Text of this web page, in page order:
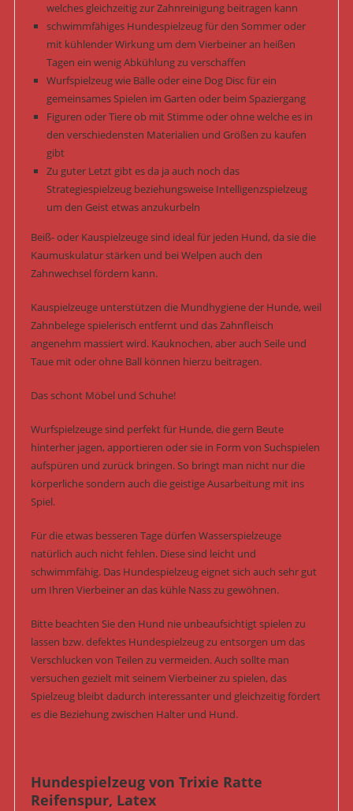
welches gleichzeitig zur Zahnreinigung beitragen kann
schwimmfähiges Hundespielzeug für den Sommer oder
mit kühlender Wirkung um dem Vierbeiner an heißen
Tagen ein wenig Abkühlung zu verschaffen
Wurfspielzeug wie Bälle oder eine Dog Disc für ein
gemeinsames Spielen im Garten oder beim Spaziergang
Figuren oder Tiere ob mit Stimme oder ohne welche es in
den verschiedensten Materialien und Größen zu kaufen
gibt
Zu guter Letzt gibt es da ja auch noch das
Strategiespielzeug beziehungsweise Intelligenzspielzeug
um den Geist etwas anzukurbeln
Beiß- oder Kauspielzeuge sind ideal für jeden Hund, da sie die
Kaumuskulatur stärken und bei Welpen auch den
Zahnwechsel fördern kann.
Kauspielzeuge unterstützen die Mundhygiene der Hunde, weil
Zahnbelege spielerisch entfernt und das Zahnfleisch
angenehm massiert wird. Kauknochen, aber auch Seile und
Taue mit oder ohne Ball können hierzu beitragen.
Das schont Möbel und Schuhe!
Wurfspielzeuge sind perfekt für Hunde, die gern Beute
hinterher jagen, apportieren oder sie in Form von Suchspielen
aufspüren und zurück bringen. So bringt man nicht nur die
körperliche sondern auch die geistige Ausarbeitung mit ins
Spiel.
Für die etwas besseren Tage dürfen Wasserspielzeuge
natürlich auch nicht fehlen. Diese sind leicht und
schwimmfähig. Das Hundespielzeug eignet sich auch sehr gut
um Ihren Vierbeiner an das kühle Nass zu gewöhnen.
Bitte beachten Sie den Hund nie unbeaufsichtigt spielen zu
lassen bzw. defektes Hundespielzeug zu entsorgen um das
Verschlucken von Teilen zu vermeiden. Auch sollte man
versuchen gezielt mit seinem Vierbeiner zu spielen, das
Spielzeug bleibt dadurch interessanter und gleichzeitig fördert
es die Beziehung zwischen Halter und Hund.
Hundespielzeug von Trixie Ratte
Reifenspur, Latex